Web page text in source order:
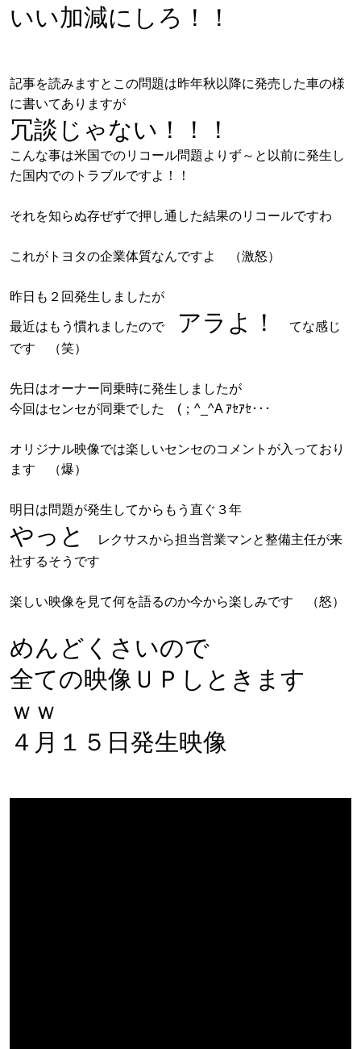
いい加減にしろ！！
記事を読みますとこの問題は昨年秋以降に発売した車の様
に書いてありますが
冗談じゃない！！！
こんな事は米国でのリコール問題よりず～と以前に発生し
た国内でのトラブルですよ！！
それを知らぬ存ぜずで押し通した結果のリコールですわ
これがトヨタの企業体質なんですよ （激怒）
昨日も２回発生しましたが
最近はもう慣れましたので アラよ！
てな感じ
です （笑）
先日はオーナー同乗時に発生しましたが
今回はセンセが同乗でした (；^_^A ｱｾｱｾ･･･
オリジナル映像では楽しいセンセのコメントが入っており
ます （爆）
明日は問題が発生してからもう直ぐ３年
やっと
レクサスから担当営業マンと整備主任が来
社するそうです
楽しい映像を見て何を語るのか今から楽しみです （怒）
めんどくさいので
全ての映像ＵＰしときます
ｗｗ
４月１５日発生映像